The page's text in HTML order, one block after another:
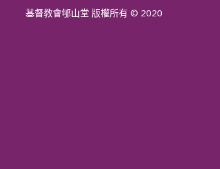
基督教會郇山堂 版權所有 © 2020